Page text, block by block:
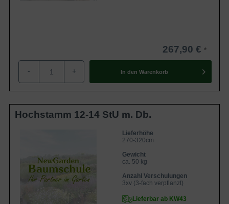
267,90 €
- + In den Warenkorb
Hochstamm 12-14 StU m. Db.
Lieferhöhe
270-320cm
Gewicht
ca. 50 kg
Anzahl Verschulungen
3xv (3-fach verpflanzt)
Lieferbar ab KW43